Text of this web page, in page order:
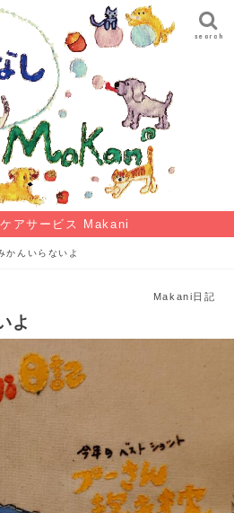
search
アサービス Makani
かんいらないよ
Makani日記
よ